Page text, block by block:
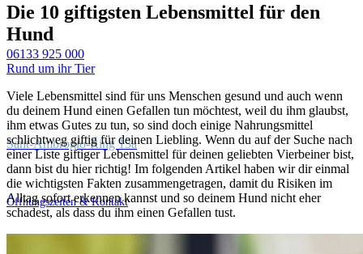
06133 925 000
Sant-Ambrogio-Ring 13a
Öffnungszeiten & Kontakt
Die 10 giftigsten Lebensmittel für den
Hund
Rund um ihr Tier
Viele Lebensmittel sind für uns Menschen gesund und auch wenn
du deinem Hund einen Gefallen tun möchtest, weil du ihm glaubst,
ihm etwas Gutes zu tun, so sind doch einige Nahrungsmittel
schlichtweg giftig für deinen Liebling. Wenn du auf der Suche nach
einer Liste giftiger Lebensmittel für deinen geliebten Vierbeiner bist,
dann bist du hier richtig! Im folgenden Artikel haben wir dir einmal
die wichtigsten Fakten zusammengetragen, damit du Risiken im
Alltag sofort erkennen kannst und so deinem Hund nicht eher
schadest, als dass du ihm einen Gefallen tust.